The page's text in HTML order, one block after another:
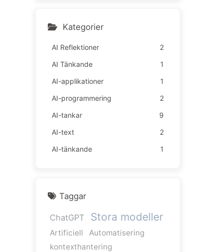
Kategorier
AI Reflektioner
2
AI Tänkande
1
AI-applikationer
1
AI-programmering
2
AI-tankar
9
AI-text
2
AI-tänkande
1
Taggar
ChatGPT Stora modeller
Artificiell
Automatisering
kontexthantering